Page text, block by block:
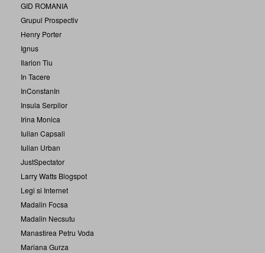
GID ROMANIA
Grupul Prospectiv
Henry Porter
Ignus
Ilarion Tiu
In Tacere
InConstanIn
Insula Serpilor
Irina Monica
Iulian Capsali
Iulian Urban
JustSpectator
Larry Watts Blogspot
Legi si Internet
Madalin Focsa
Madalin Necsutu
Manastirea Petru Voda
Mariana Gurza